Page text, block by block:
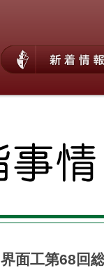
界面工第68回